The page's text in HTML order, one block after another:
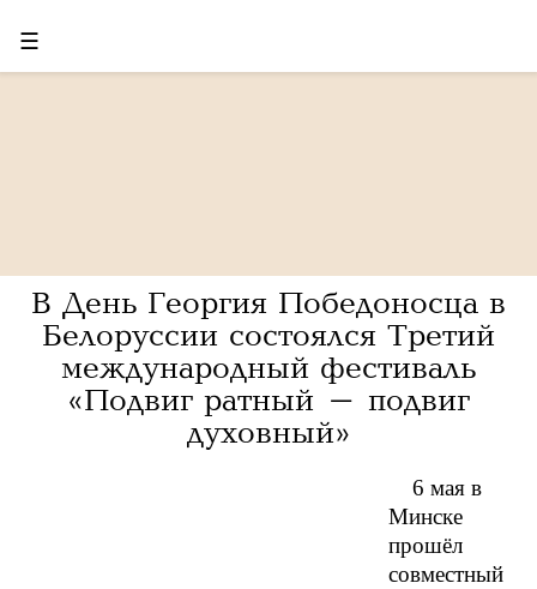
☰
В День Георгия Победоносца в
Белоруссии состоялся Третий
международный фестиваль
«Подвиг ратный – подвиг
духовный»
6 мая в
Минске
прошёл
совместный